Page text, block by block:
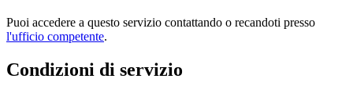
Puoi accedere a questo servizio contattando o recandoti presso
l'ufficio competente.
Condizioni di servizio